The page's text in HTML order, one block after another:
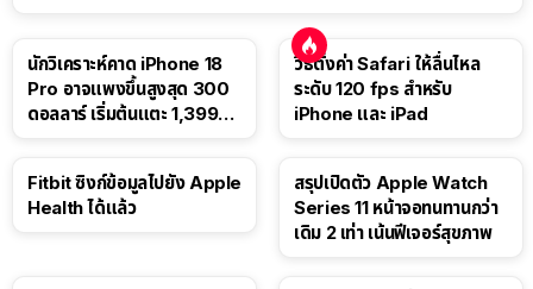
นักวิเคราะห์คาด iPhone 18
Pro อาจแพงขึ้นสูงสุด 300
ดอลลาร์ เริ่มต้นแตะ 1,399
วิธีตั้งค่า Safari ให้ลื่นไหล
ระดับ 120 fps สำหรับ
iPhone และ iPad
Fitbit ซิงก์ข้อมูลไปยัง Apple
Health ได้แล้ว
สรุปเปิดตัว Apple Watch
Series 11 หน้าจอทนทานกว่า
เดิม 2 เท่า เน้นฟีเจอร์สุขภาพ